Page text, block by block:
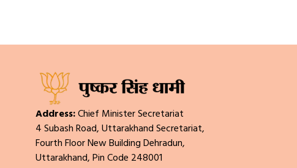
Address:Chief Minister Secretariat
4 Subash Road, Uttarakhand Secretariat,
Fourth Floor New Building Dehradun,
Uttarakhand, Pin Code 248001